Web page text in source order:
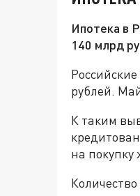
Ипотека в
140 млрд
рублей.
К таким
на покупку